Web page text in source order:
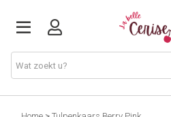
Just arrived